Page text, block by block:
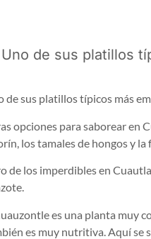
Uno de sus platillos
de sus platillos típicos más
opciones para saborear en
los tamales de hongos y
de los imperdibles en
es una planta muy
es muy nutritiva. Aquí se